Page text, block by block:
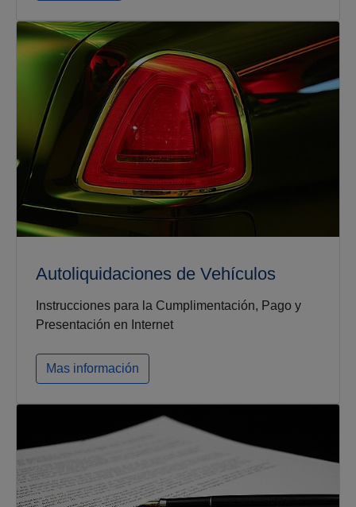
Autoliquidaciones de Vehículos
Instrucciones para la Cumplimentación, Pago y
Presentación en Internet
Mas información